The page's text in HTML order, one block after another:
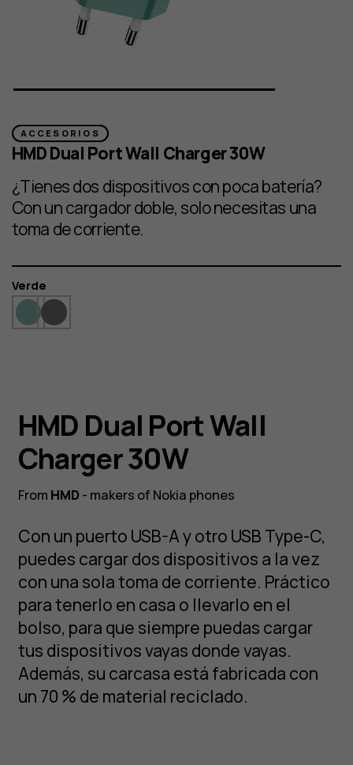
ACCESORIOS
HMD Dual Port Wall Charger 30W
¿Tienes dos dispositivos con poca batería?
Con un cargador doble, solo necesitas una
toma de corriente.
Color
Verde
HMD Dual Port Wall
Charger 30W
From HMD- makers of Nokia phones
Con un puerto USB-A y otro USB Type-C,
puedes cargar dos dispositivos a la vez
con una sola toma de corriente. Práctico
para tenerlo en casa o llevarlo en el
bolso, para que siempre puedas cargar
tus dispositivos vayas donde vayas.
Además, su carcasa está fabricada con
un 70 % de material reciclado.